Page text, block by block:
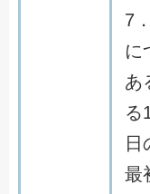
7
に
あ
る
日
最